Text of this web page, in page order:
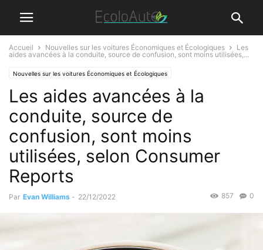
Accueil Nouvelles sur les voitures Économiques et Écologiques
Les
aides avancées à la conduite, source de confusion, sont moins utilisées,...
Nouvelles sur les voitures Économiques et Écologiques
Les aides avancées à la
conduite, source de
confusion, sont moins
utilisées, selon Consumer
Reports
Par Evan Williams - 22/12/2022 0
857